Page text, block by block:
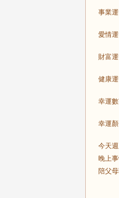
事業
愛情
財富
健康
幸運
幸運
今天
晚上
陪父